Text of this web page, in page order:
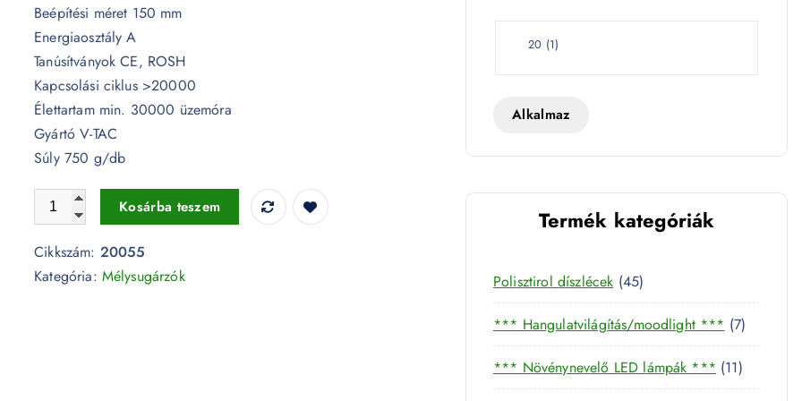
Beépítési méret 150 mm
Energiaosztály A
Tanúsítványok CE, ROSH
Kapcsolási ciklus >20000
Élettartam min. 30000 üzemóra
Gyártó V-TAC
Súly 750 g/db
20W billenthető LED mélysugárzó Samsung chip 4000K - PRO20055 mennyiség
Kosárba teszem
Cikkszám: 20055
Kategória: Mélysugárzók
W
t
20 (1)
Alkalmaz
Termék kategóriák
Polisztirol díszlécek 454
5
t
e
r
*** Hangulatvilágítás/moodlight *** 77
t
e
r
*** Növénynevelő LED lámpák *** 111
1